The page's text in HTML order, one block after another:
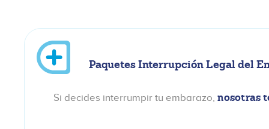
Paquetes Interrupción Legal del
Si decides interrumpir tu embarazo, nosotras